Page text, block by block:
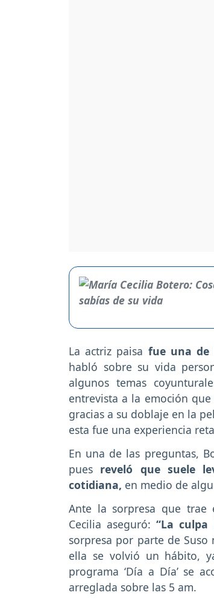
La actriz paisa fue una de
habló sobre su vida
algunos temas
entrevista a la emoción
gracias a su doblaje en la
esta fue una experiencia
En una de las preguntas,
pues reveló que suele
cotidiana, en medio de
Ante la sorpresa que trae
Cecilia aseguró:“La culpa
sorpresa por parte de
ella se volvió un hábito,
programa ‘Día a Día’ se
arreglada sobre las 5 am.